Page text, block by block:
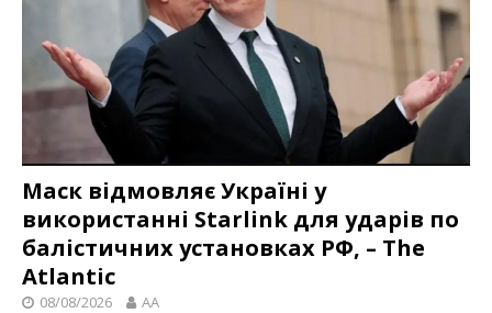
Маск відмовляє Україні у
використанні Starlink для ударів по
балістичних установках РФ, – The
Atlantic
08/08/2026 AA